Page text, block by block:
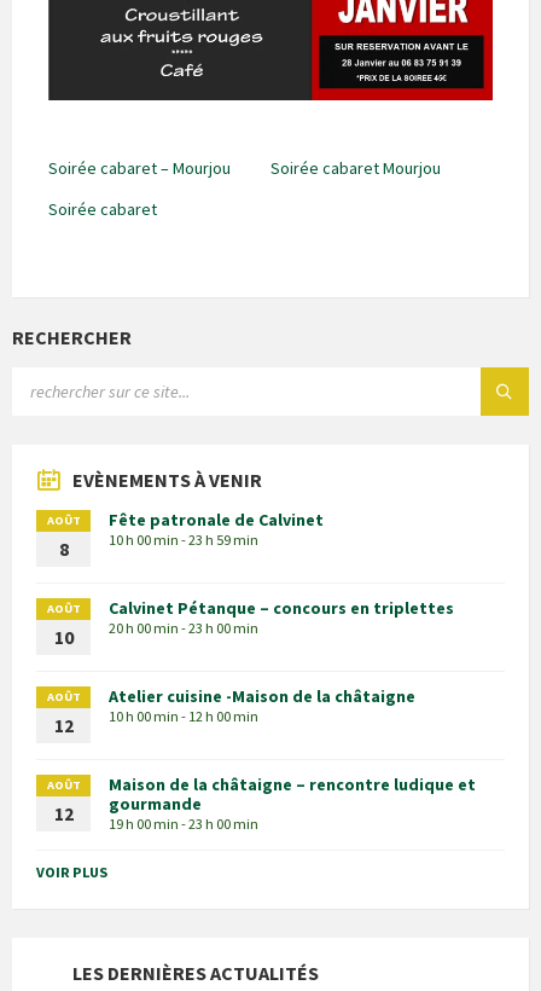
Soirée cabaret – Mourjou
Soirée cabaret Mourjou
Soirée cabaret
RECHERCHER
EVÈNEMENTS À VENIR
AOÛT
8
Fête patronale de Calvinet
10 h 00 min - 23 h 59 min
AOÛT
10
Calvinet Pétanque – concours en triplettes
20 h 00 min - 23 h 00 min
AOÛT
12
Atelier cuisine -Maison de la châtaigne
10 h 00 min - 12 h 00 min
AOÛT
12
Maison de la châtaigne – rencontre ludique et
gourmande
19 h 00 min - 23 h 00 min
VOIR PLUS
LES DERNIÈRES ACTUALITÉS